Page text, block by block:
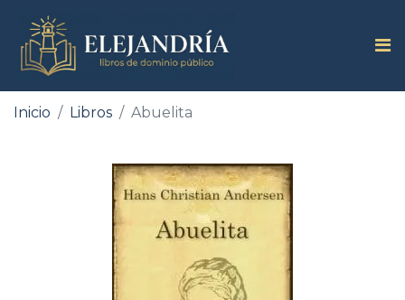
Inicio Libros Abuelita